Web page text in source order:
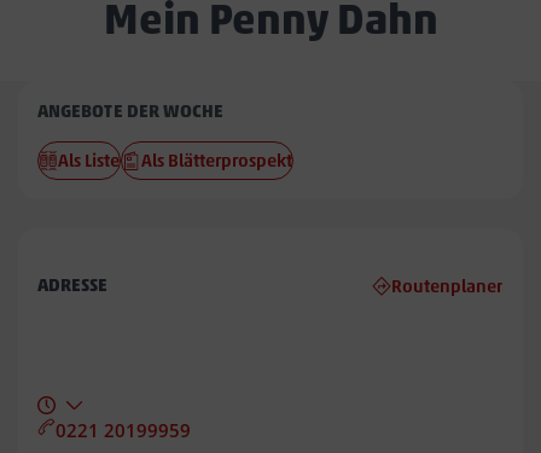
Mein Penny Dahn
Penny
Dahn
ANGEBOTE DER WOCHE
Als Liste Als Blätterprospekt
ADRESSE Routenplaner
0221 20199959